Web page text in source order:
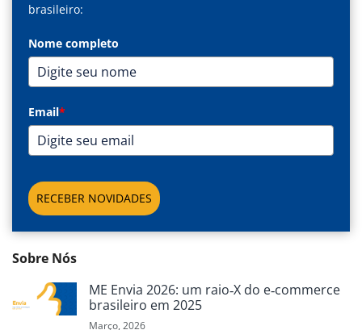
brasileiro:
Nome completo
Email*
RECEBER NOVIDADES
Sobre Nós
ME Envia 2026: um raio‑X do e‑commerce
brasileiro em 2025
Março, 2026